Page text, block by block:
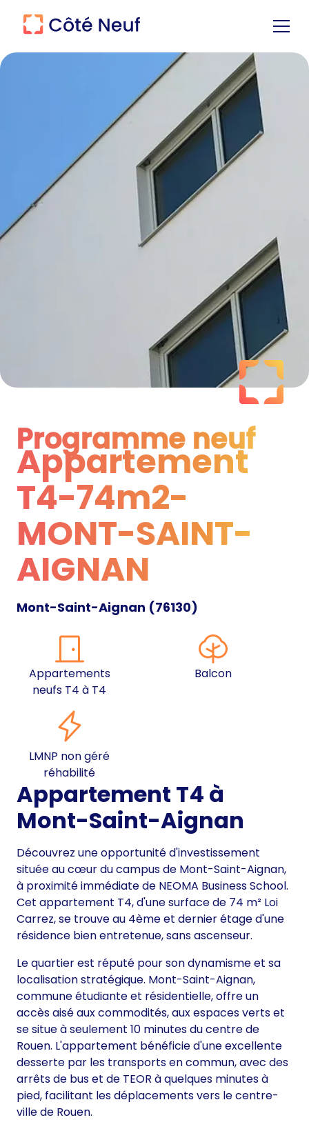
Programme neuf
Programme neuf
Appartement
T4-74m2-
MONT-SAINT-
AIGNAN
Mont-Saint-Aignan (76130)
Appartements
neufs T4 à T4
Balcon
LMNP non géré
réhabilité
Appartement T4 à
Mont-Saint-Aignan
Découvrez une opportunité d'investissement
située au cœur du campus de Mont-Saint-Aignan,
à proximité immédiate de NEOMA Business School.
Cet appartement T4, d'une surface de 74 m² Loi
Carrez, se trouve au 4ème et dernier étage d'une
résidence bien entretenue, sans ascenseur.
Le quartier est réputé pour son dynamisme et sa
localisation stratégique. Mont-Saint-Aignan,
commune étudiante et résidentielle, offre un
accès aisé aux commodités, aux espaces verts et
se situe à seulement 10 minutes du centre de
Rouen. L'appartement bénéficie d'une excellente
desserte par les transports en commun, avec des
arrêts de bus et de TEOR à quelques minutes à
pied, facilitant les déplacements vers le centre-
ville de Rouen.